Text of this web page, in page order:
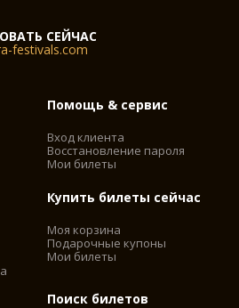
СЕЙЧАС
festivals.com
Помощь & сервис
Вход клиента
Восстановление пароля
Мои билеты
Купить билеты сейчас
Моя корзина
Подарочные купоны
Мои билеты
Поиск билетов